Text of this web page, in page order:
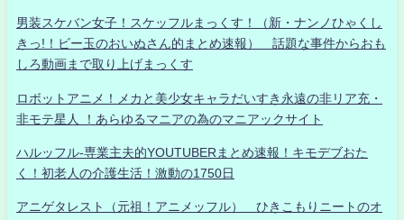
男装スケバン女子！スケッフルまっくす！（新・ナンノひゃくし
きっ!！ビー玉のおいぬさん的まとめ速報） 話題な事件からおも
しろ動画まで取り上げまっくす
ロボットアニメ！メカと美少女キャラだいすき永遠の非リア充・
非モテ星人 ！あらゆるマニアの為のマニアックサイト
ハルッフル-専業主夫的YOUTUBERまとめ速報！キモデブおた
く！初老人の介護生活！激動の1750日
アニゲタレスト（元祖！アニメッフル） ひきこもりニートのオ